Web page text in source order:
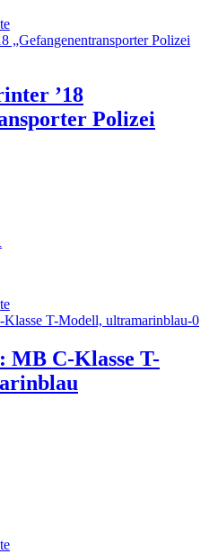
’18
Polizei
C-Klasse T-